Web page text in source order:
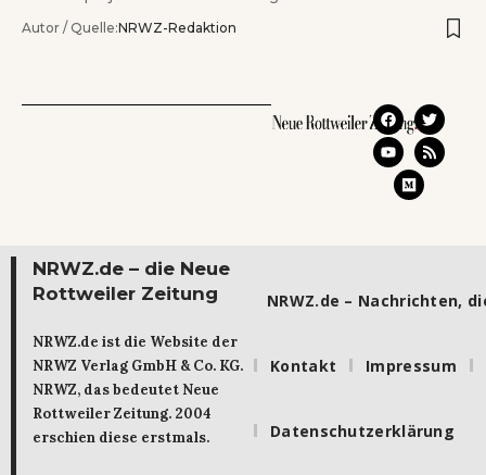
Autor / Quelle:NRWZ-Redaktion
NRWZ.de – die Neue
Rottweiler Zeitung
NRWZ.de ist die Website der
NRWZ Verlag GmbH & Co. KG.
NRWZ, das bedeutet Neue
Rottweiler Zeitung. 2004
erschien diese erstmals.
NRWZ.de – Nachrichten,
Kontakt Impressum
Datenschutzerklärung